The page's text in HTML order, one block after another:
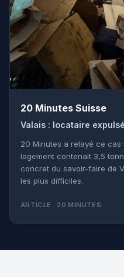
20 Minutes Suisse
Valais : locataire
20 Minutes a relayé ce cas
logement contenait 3,5
concret du savoir-faire de
les plus difficiles.
ARTICLE · 20 MINUTES